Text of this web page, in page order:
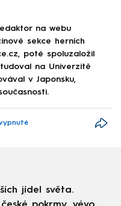
na webu
sekce herních
poté spoluzaložil
na Univerzitě
v Japonsku,
jídel světa.